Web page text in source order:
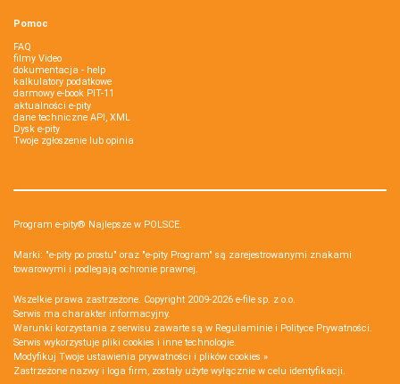
Pomoc
FAQ
filmy Video
dokumentacja - help
kalkulatory podatkowe
darmowy e-book PIT-11
aktualności e-pity
dane techniczne API, XML
Dysk e-pity
Twoje zgłoszenie lub opinia
Program e-pity® Najlepsze w POLSCE.
Marki: "e-pity po prostu" oraz "e-pity Program" są zarejestrowanymi znakami
towarowymi i podlegają ochronie prawnej.
Wszelkie prawa zastrzeżone. Copyright 2009-2026 e-file sp. z o.o.
Serwis ma charakter informacyjny.
Warunki korzystania z serwisu zawarte są w Regulaminie i Polityce Prywatności.
Serwis wykorzystuje pliki cookies i inne technologie.
Modyfikuj Twoje ustawienia prywatności i plików cookies »
Zastrzeżone nazwy i loga firm, zostały użyte wyłącznie w celu identyfikacji.